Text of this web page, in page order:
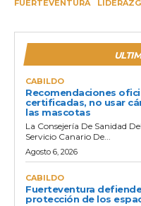
FUERTEVENTURA
CABILDO
Recomendaciones
certificadas, no usar
las mascotas
La Consejería De Sanidad
Servicio Canario De...
Agosto 6, 2026
CABILDO
Fuerteventura
protección de los